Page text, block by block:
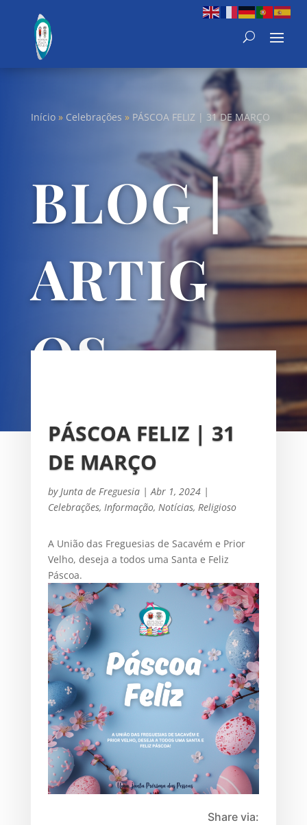
Início» Celebrações » PÁSCOA FELIZ | 31 DE MARÇO
BLOG |
ARTIG
OS
PÁSCOA FELIZ | 31
DE MARÇO
by Junta de Freguesia| Abr 1, 2024|
Celebrações, Informação, Notícias, Religioso
A União das Freguesias de Sacavém e Prior
Velho, deseja a todos uma Santa e Feliz
Páscoa.
Share via: